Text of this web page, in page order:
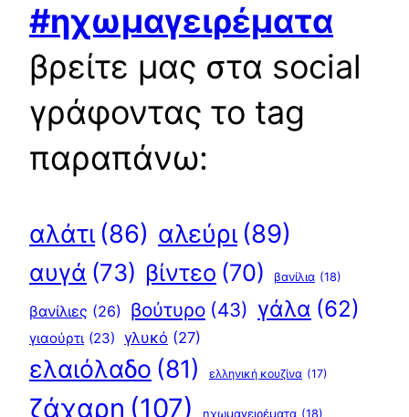
#ηχωμαγειρέματα
βρείτε μας στα social
γράφοντας το tag
παραπάνω:
αλάτι (86) αλεύρι (89)
αυγά (73) βίντεο (70) βανίλια (18)
βανίλιες (26) βούτυρο (43) γάλα (62)
γιαούρτι (23) γλυκό (27)
ελαιόλαδο (81) ελληνική κουζίνα (17)
ζάχαρη (107) ηχωμαγειρέματα (18)